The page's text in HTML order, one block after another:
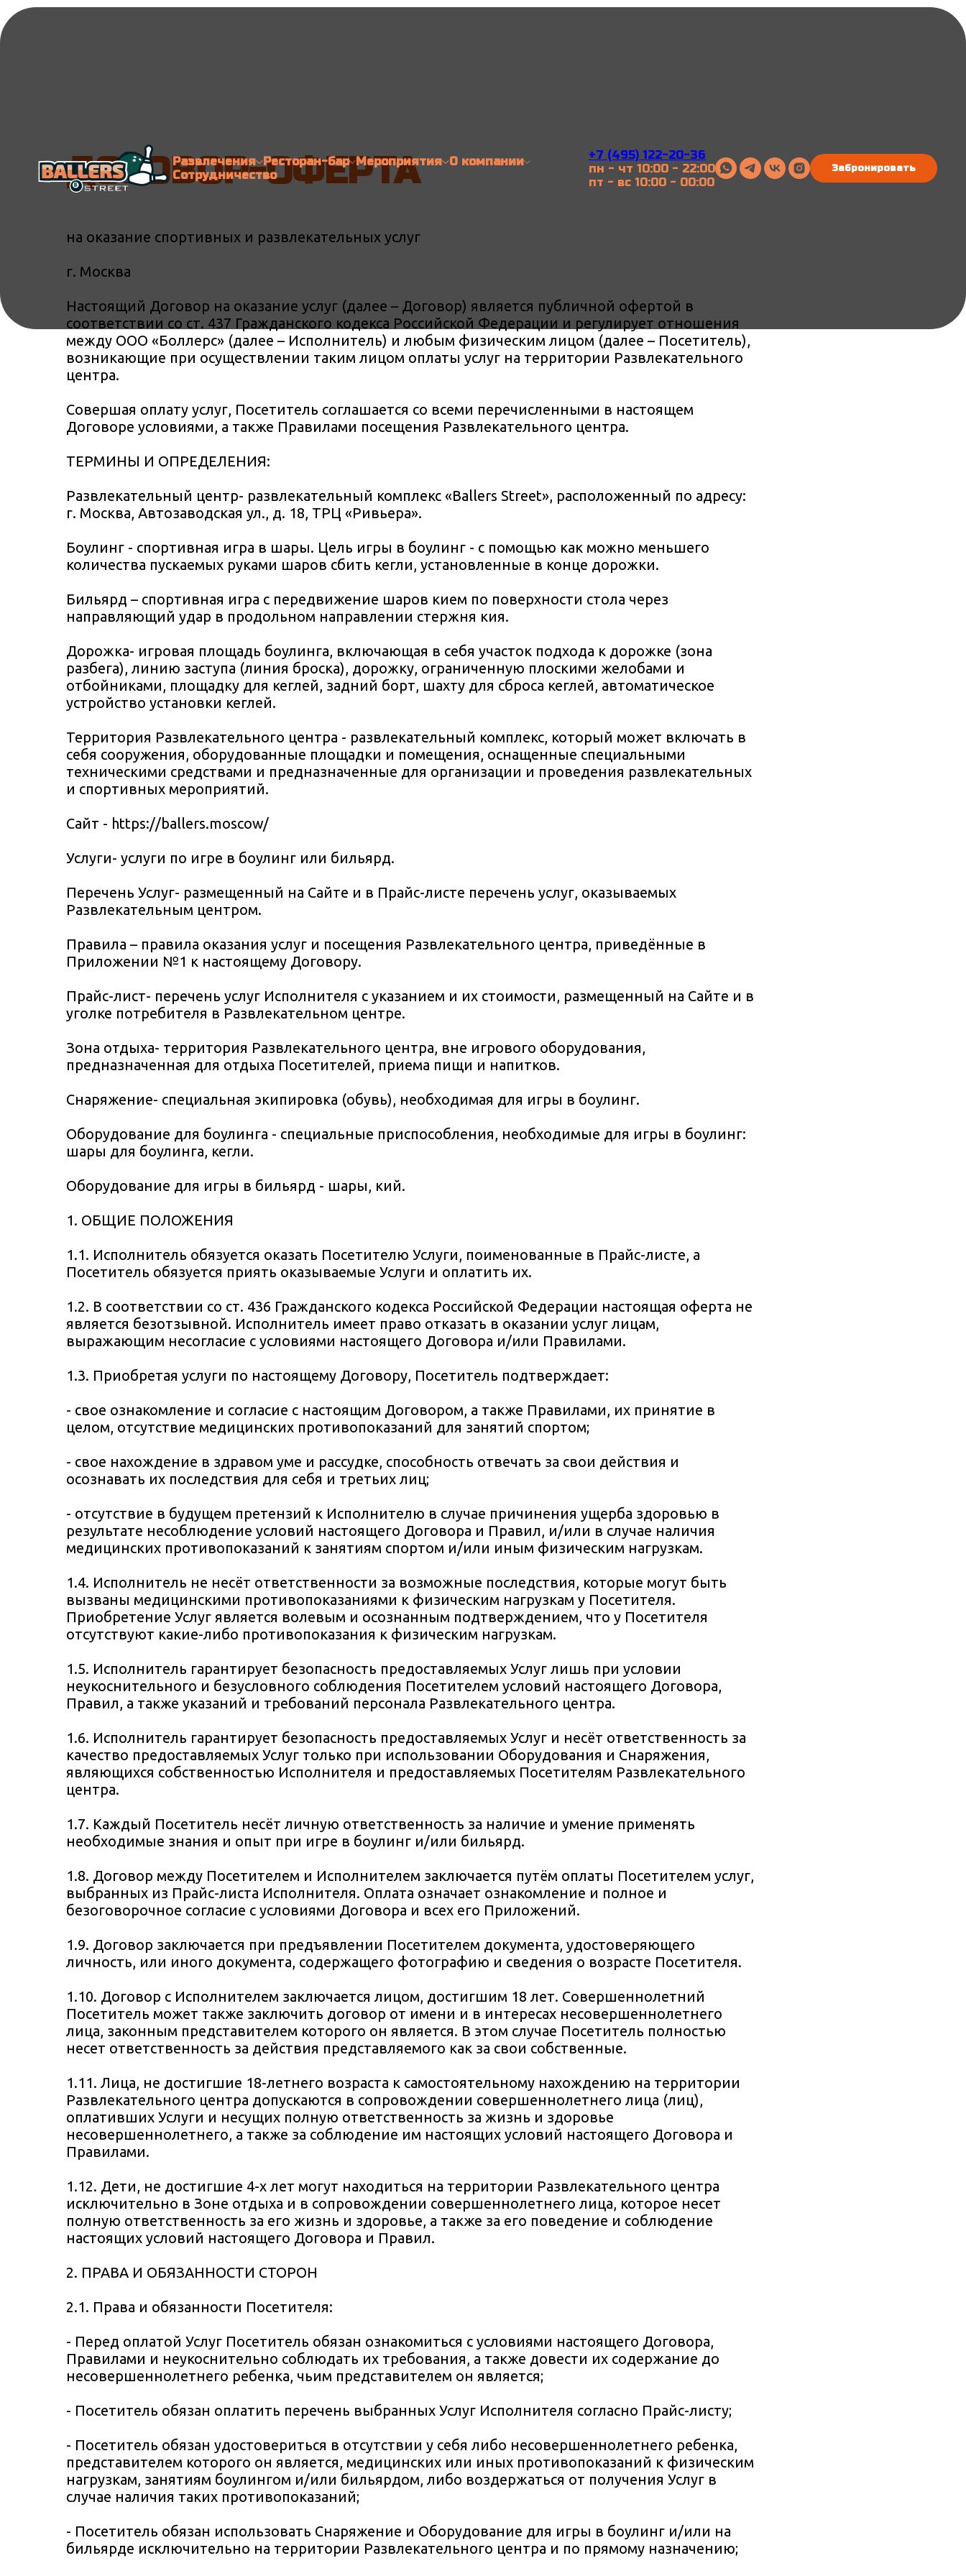
Развлечения Ресторан-бар Мероприятия О компании
Сотрудничество
+7 (495) 122-20-36
пн - чт 10:00 - 22:00
пт - вс 10:00 - 00:00
Забронировать
ДОГОВОР-ОФЕРТА
на оказание спортивных и развлекательных услуг
г. Москва
Настоящий Договор на оказание услуг (далее – Договор) является публичной офертой в
соответствии со ст. 437 Гражданского кодекса Российской Федерации и регулирует отношения
между ООО «Боллерс» (далее – Исполнитель) и любым физическим лицом (далее – Посетитель),
возникающие при осуществлении таким лицом оплаты услуг на территории Развлекательного
центра.
Совершая оплату услуг, Посетитель соглашается со всеми перечисленными в настоящем
Договоре условиями, а также Правилами посещения Развлекательного центра.
ТЕРМИНЫ И ОПРЕДЕЛЕНИЯ:
Развлекательный центр- развлекательный комплекс «Ballers Street», расположенный по адресу:
г. Москва, Автозаводская ул., д. 18, ТРЦ «Ривьера».
Боулинг - спортивная игра в шары. Цель игры в боулинг - с помощью как можно меньшего
количества пускаемых руками шаров сбить кегли, установленные в конце дорожки.
Бильярд – спортивная игра с передвижение шаров кием по поверхности стола через
направляющий удар в продольном направлении стержня кия.
Дорожка- игровая площадь боулинга, включающая в себя участок подхода к дорожке (зона
разбега), линию заступа (линия броска), дорожку, ограниченную плоскими желобами и
отбойниками, площадку для кеглей, задний борт, шахту для сброса кеглей, автоматическое
устройство установки кеглей.
Территория Развлекательного центра - развлекательный комплекс, который может включать в
себя сооружения, оборудованные площадки и помещения, оснащенные специальными
техническими средствами и предназначенные для организации и проведения развлекательных
и спортивных мероприятий.
Сайт - https://ballers.moscow/
Услуги- услуги по игре в боулинг или бильярд.
Перечень Услуг- размещенный на Сайте и в Прайс-листе перечень услуг, оказываемых
Развлекательным центром.
Правила – правила оказания услуг и посещения Развлекательного центра, приведённые в
Приложении №1 к настоящему Договору.
Прайс-лист- перечень услуг Исполнителя с указанием и их стоимости, размещенный на Сайте и в
уголке потребителя в Развлекательном центре.
Зона отдыха- территория Развлекательного центра, вне игрового оборудования,
предназначенная для отдыха Посетителей, приема пищи и напитков.
Снаряжение- специальная экипировка (обувь), необходимая для игры в боулинг.
Оборудование для боулинга - специальные приспособления, необходимые для игры в боулинг:
шары для боулинга, кегли.
Оборудование для игры в бильярд - шары, кий.
1. ОБЩИЕ ПОЛОЖЕНИЯ
1.1. Исполнитель обязуется оказать Посетителю Услуги, поименованные в Прайс-листе, а
Посетитель обязуется приять оказываемые Услуги и оплатить их.
1.2. В соответствии со ст. 436 Гражданского кодекса Российской Федерации настоящая оферта не
является безотзывной. Исполнитель имеет право отказать в оказании услуг лицам,
выражающим несогласие с условиями настоящего Договора и/или Правилами.
1.3. Приобретая услуги по настоящему Договору, Посетитель подтверждает:
- свое ознакомление и согласие с настоящим Договором, а также Правилами, их принятие в
целом, отсутствие медицинских противопоказаний для занятий спортом;
- свое нахождение в здравом уме и рассудке, способность отвечать за свои действия и
осознавать их последствия для себя и третьих лиц;
- отсутствие в будущем претензий к Исполнителю в случае причинения ущерба здоровью в
результате несоблюдение условий настоящего Договора и Правил, и/или в случае наличия
медицинских противопоказаний к занятиям спортом и/или иным физическим нагрузкам.
1.4. Исполнитель не несёт ответственности за возможные последствия, которые могут быть
вызваны медицинскими противопоказаниями к физическим нагрузкам у Посетителя.
Приобретение Услуг является волевым и осознанным подтверждением, что у Посетителя
отсутствуют какие-либо противопоказания к физическим нагрузкам.
1.5. Исполнитель гарантирует безопасность предоставляемых Услуг лишь при условии
неукоснительного и безусловного соблюдения Посетителем условий настоящего Договора,
Правил, а также указаний и требований персонала Развлекательного центра.
1.6. Исполнитель гарантирует безопасность предоставляемых Услуг и несёт ответственность за
качество предоставляемых Услуг только при использовании Оборудования и Снаряжения,
являющихся собственностью Исполнителя и предоставляемых Посетителям Развлекательного
центра.
1.7. Каждый Посетитель несёт личную ответственность за наличие и умение применять
необходимые знания и опыт при игре в боулинг и/или бильярд.
1.8. Договор между Посетителем и Исполнителем заключается путём оплаты Посетителем услуг,
выбранных из Прайс-листа Исполнителя. Оплата означает ознакомление и полное и
безоговорочное согласие с условиями Договора и всех его Приложений.
1.9. Договор заключается при предъявлении Посетителем документа, удостоверяющего
личность, или иного документа, содержащего фотографию и сведения о возрасте Посетителя.
1.10. Договор с Исполнителем заключается лицом, достигшим 18 лет. Совершеннолетний
Посетитель может также заключить договор от имени и в интересах несовершеннолетнего
лица, законным представителем которого он является. В этом случае Посетитель полностью
несет ответственность за действия представляемого как за свои собственные.
1.11. Лица, не достигшие 18-летнего возраста к самостоятельному нахождению на территории
Развлекательного центра допускаются в сопровождении совершеннолетнего лица (лиц),
оплативших Услуги и несущих полную ответственность за жизнь и здоровье
несовершеннолетнего, а также за соблюдение им настоящих условий настоящего Договора и
Правилами.
1.12. Дети, не достигшие 4-х лет могут находиться на территории Развлекательного центра
исключительно в Зоне отдыха и в сопровождении совершеннолетнего лица, которое несет
полную ответственность за его жизнь и здоровье, а также за его поведение и соблюдение
настоящих условий настоящего Договора и Правил.
2. ПРАВА И ОБЯЗАННОСТИ СТОРОН
2.1. Права и обязанности Посетителя:
- Перед оплатой Услуг Посетитель обязан ознакомиться с условиями настоящего Договора,
Правилами и неукоснительно соблюдать их требования, а также довести их содержание до
несовершеннолетнего ребенка, чьим представителем он является;
- Посетитель обязан оплатить перечень выбранных Услуг Исполнителя согласно Прайс-листу;
- Посетитель обязан удостовериться в отсутствии у себя либо несовершеннолетнего ребенка,
представителем которого он является, медицинских или иных противопоказаний к физическим
нагрузкам, занятиям боулингом и/или бильярдом, либо воздержаться от получения Услуг в
случае наличия таких противопоказаний;
- Посетитель обязан использовать Снаряжение и Оборудование для игры в боулинг и/или на
бильярде исключительно на территории Развлекательного центра и по прямому назначению;